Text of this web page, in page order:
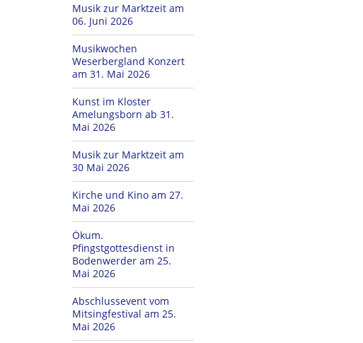
Musik zur Marktzeit am
06. Juni 2026
Musikwochen
Weserbergland Konzert
am 31. Mai 2026
Kunst im Kloster
Amelungsborn ab 31.
Mai 2026
Musik zur Marktzeit am
30 Mai 2026
Kirche und Kino am 27.
Mai 2026
Ökum.
Pfingstgottesdienst in
Bodenwerder am 25.
Mai 2026
Abschlussevent vom
Mitsingfestival am 25.
Mai 2026